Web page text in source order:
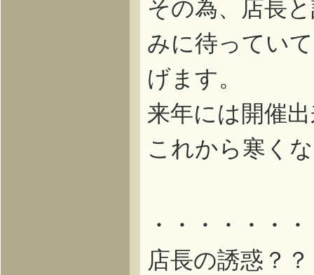
その為、店長
みに待ってい
げます。
来年には開催
これから寒く
・・・・・・
店長の誘惑？